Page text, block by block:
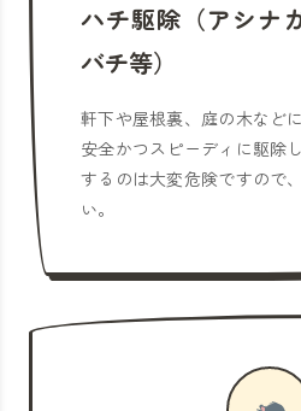
ハチ駆除（アシナ
バチ等）
軒下や屋根裏、庭の木など
安全かつスピーディに駆除
するのは大変危険ですので
い。